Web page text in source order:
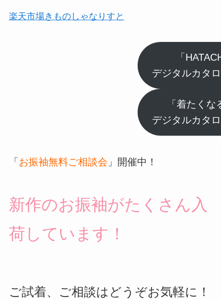
楽天市場きものしゃなりすと
「
デジタルカタ
「着たくな
デジタルカタ
「お振袖無料ご相談会 」開催中！
新作のお振袖がたくさん入
荷しています！
ご試着、ご相談はどうぞお気軽に！